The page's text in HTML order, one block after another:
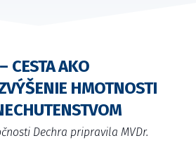
CESTA AKO
HMOTNOSTI
Dechra pripravila MVDr.